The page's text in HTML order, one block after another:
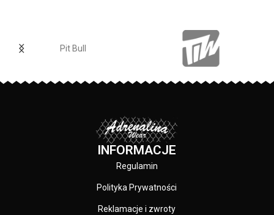
zostały zakończone
dopasowanym ściągaczem.
w Polsce.
specjalistyczną technologią
sitodruku przez co są bardzo
trwałe - skład materiału: 80%
KOLOR:
Pit Bull
INFORMACJE
Regulamin
Polityka Prywatności
Reklamacje i zwroty